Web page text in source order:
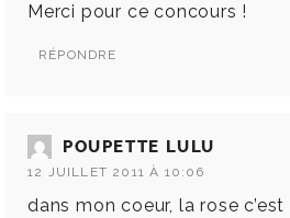
Merci pour ce concours !
RÉPONDRE
POUPETTE LULU
12 JUILLET 2011 À 10:06
dans mon coeur, la rose